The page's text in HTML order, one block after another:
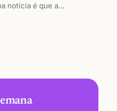
notícia é que a…